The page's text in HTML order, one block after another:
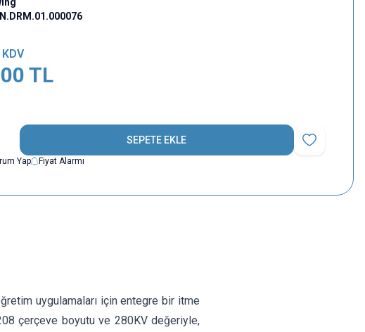
TL
SEPETE EKLE
Favoriye Ekle
Yap Fiyat Alarmı
uygulamaları için entegre bir itme
çerçeve boyutu ve 280KV değeriyle,